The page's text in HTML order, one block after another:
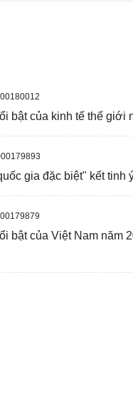
bật của kinh tế thế giới
gia đặc biệt" kết tinh
bật của Việt Nam năm